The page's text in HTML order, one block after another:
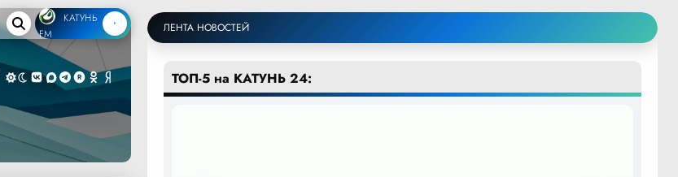
КАТУНЬ
FM
ЛЕНТА НОВОСТЕЙ
ТОП-5 на КАТУНЬ 24: